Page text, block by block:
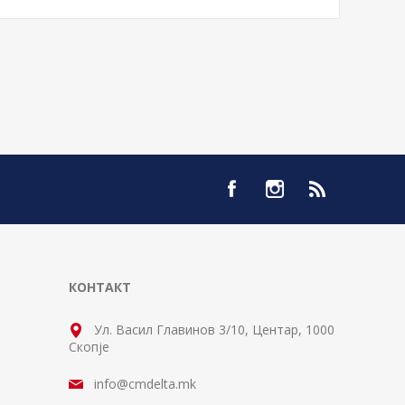
КОНТАКТ
Ул. Васил Главинов 3/10, Центар, 1000
Скопје
info@cmdelta.mk